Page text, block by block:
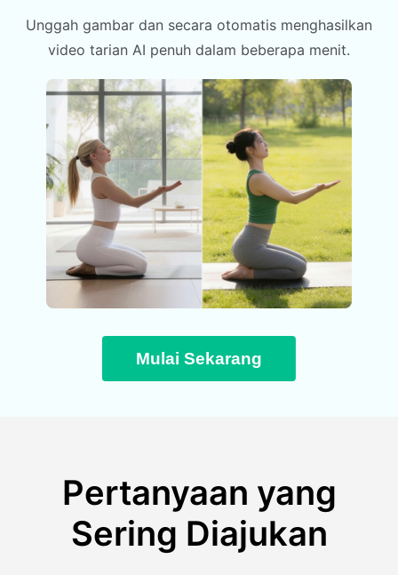
Unggah gambar dan secara otomatis menghasilkan
video tarian AI penuh dalam beberapa menit.
Mulai Sekarang
Pertanyaan yang
Sering Diajukan